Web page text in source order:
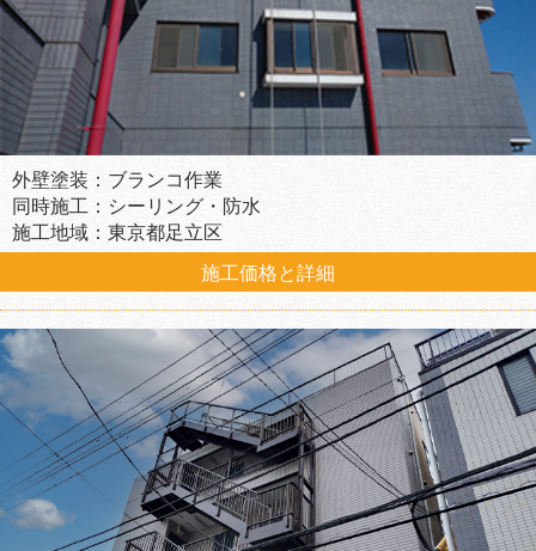
外壁塗装：ブランコ作業
同時施工：シーリング・防水
施工地域：東京都足立区
施工価格と詳細